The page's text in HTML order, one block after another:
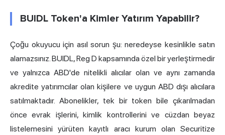
BUIDL Token'a Kimler Yatırım Yapabilir?
Çoğu okuyucu için asıl sorun şu: neredeyse kesinlikle satın
alamazsınız. BUIDL, Reg D kapsamında özel bir yerleştirmedir
ve yalnızca ABD'de nitelikli alıcılar olan ve aynı zamanda
akredite yatırımcılar olan kişilere ve uygun ABD dışı alıcılara
satılmaktadır. Abonelikler, tek bir token bile çıkarılmadan
önce evrak işlerini, kimlik kontrollerini ve cüzdan beyaz
listelemesini yürüten kayıtlı aracı kurum olan Securitize